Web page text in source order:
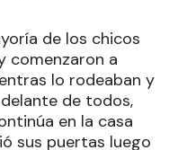
de los chicos
comenzaron a
lo rodeaban y
de todos,
en la casa
sus puertas luego